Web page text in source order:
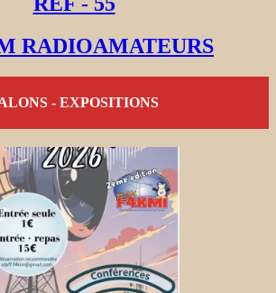
RADIOAMATEURS
- EXPOSITIONS